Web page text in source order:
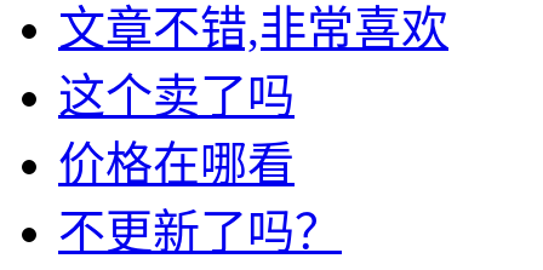
文章不错,非常喜欢
这个卖了吗
价格在哪看
不更新了吗？